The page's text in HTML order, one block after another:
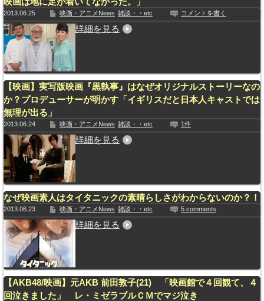
2013.06.25 映画・アニメNews 雑談・・etc コメントを書く
詳細を見る
【映画】実写版映画『黒執事』はなぜオリジナルストーリーなの
か？プロデューサーが明かす「イギリスだと日本人キャストでは
無理が出る」
2013.06.24 映画・アニメNews 雑談・・etc 1件
詳細を見る
なぜ映画素人はタイタニックの素晴らしさがわからないのか？！
2013.06.23 映画・アニメNews 雑談・・etc 5 comments
詳細を見る
【AKB48/映画】元AKB 前田敦子(21) 「映画館で４回観て、４
回泣きました」 レ・ミゼラブルＣＭでマジ泣き